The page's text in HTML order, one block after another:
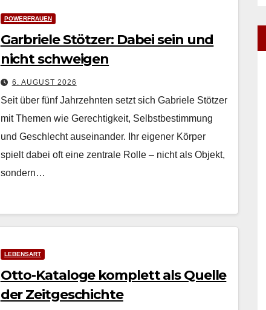
POWERFRAUEN
Garbriele Stötzer: Dabei sein und
nicht schweigen
6. AUGUST 2026
Seit über fünf Jahrzehn­ten set­zt sich Gabriele Stötzer
mit The­men wie Gerechtigkeit, Selb­st­bes­tim­mung
und Geschlecht auseinan­der. Ihr eigen­er Kör­p­er
spielt dabei oft eine zen­trale Rolle – nicht als Objekt,
son­dern…
LEBENSART
Otto-Kataloge komplett als Quelle
der Zeitgeschichte